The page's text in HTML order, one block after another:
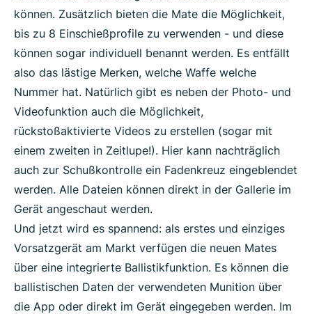
können. Zusätzlich bieten die Mate die Möglichkeit,
bis zu 8 Einschießprofile zu verwenden - und diese
können sogar individuell benannt werden. Es entfällt
also das lästige Merken, welche Waffe welche
Nummer hat. Natürlich gibt es neben der Photo- und
Videofunktion auch die Möglichkeit,
rückstoßaktivierte Videos zu erstellen (sogar mit
einem zweiten in Zeitlupe!). Hier kann nachträglich
auch zur Schußkontrolle ein Fadenkreuz eingeblendet
werden. Alle Dateien können direkt in der Gallerie im
Gerät angeschaut werden.
Und jetzt wird es spannend: als erstes und einziges
Vorsatzgerät am Markt verfügen die neuen Mates
über eine integrierte Ballistikfunktion. Es können die
ballistischen Daten der verwendeten Munition über
die App oder direkt im Gerät eingegeben werden. Im